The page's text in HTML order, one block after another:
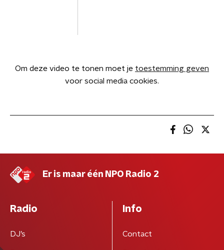
Om deze video te tonen moet je toestemming geven
voor social media cookies.
Er is maar één NPO Radio 2
Radio
DJ’s
Info
Contact